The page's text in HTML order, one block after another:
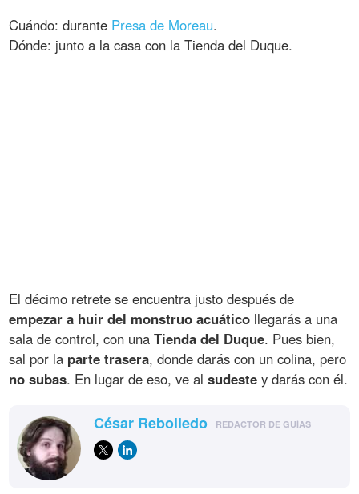
Cuándo: durante Presa de Moreau.
Dónde: junto a la casa con la Tienda del Duque.
El décimo retrete se encuentra justo después de
empezar a huir del monstruo acuático llegarás a una
sala de control, con unaTienda del Duque. Pues bien,
sal por la parte trasera, donde darás con un colina, pero
no subas. En lugar de eso, ve alsudeste y darás con él.
César Rebolledo REDACTOR DE GUÍAS